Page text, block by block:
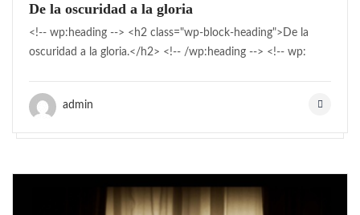
De la oscuridad a la gloria
<!-- wp:heading --> <h2 class="wp-block-heading">De la
oscuridad a la gloria.</h2> <!-- /wp:heading --> <!-- wp:
admin